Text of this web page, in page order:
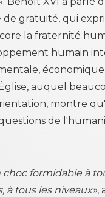
gratuité, qui
la fraternité
humain
auquel
montre
de
formidable à
à tous les niveaux»,